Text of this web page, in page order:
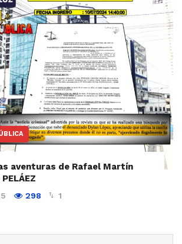
aventuras de Rafael Martín
298 1